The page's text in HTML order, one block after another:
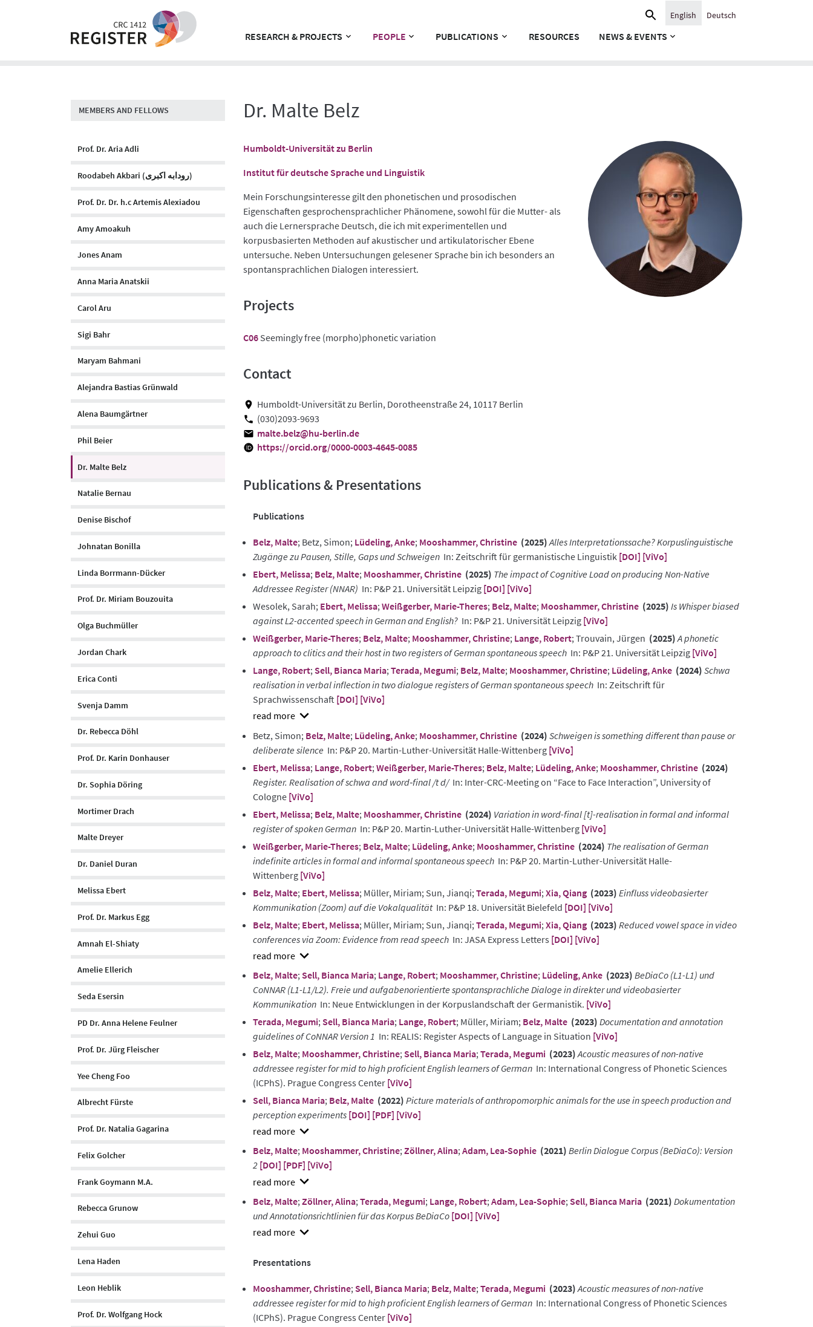
RESEARCH & PROJECTS PEOPLE PUBLICATIONS RESOURCES NEWS & EVENTS
Search
English Deutsch
MEMBERS AND FELLOWS
Prof. Dr. Aria Adli
Roodabeh Akbari (رودابه اکبری)
Prof. Dr. Dr. h.c Artemis Alexiadou
Amy Amoakuh
Jones Anam
Anna Maria Anatskii
Carol Aru
Sigi Bahr
Maryam Bahmani
Alejandra Bastias Grünwald
Alena Baumgärtner
Phil Beier
Dr. Malte Belz
Natalie Bernau
Denise Bischof
Johnatan Bonilla
Linda Borrmann-Dücker
Prof. Dr. Miriam Bouzouita
Olga Buchmüller
Jordan Chark
Erica Conti
Svenja Damm
Dr. Rebecca Döhl
Prof. Dr. Karin Donhauser
Dr. Sophia Döring
Mortimer Drach
Malte Dreyer
Dr. Daniel Duran
Melissa Ebert
Prof. Dr. Markus Egg
Amnah El-Shiaty
Amelie Ellerich
Seda Esersin
PD Dr. Anna Helene Feulner
Prof. Dr. Jürg Fleischer
Yee Cheng Foo
Albrecht Fürste
Prof. Dr. Natalia Gagarina
Felix Golcher
Frank Goymann M.A.
Rebecca Grunow
Zehui Guo
Lena Haden
Leon Heblik
Prof. Dr. Wolfgang Hock
Dr. Malte Belz
Humboldt-Universität zu Berlin
Institut für deutsche Sprache und Linguistik
Mein Forschungsinteresse gilt den phonetischen und prosodischen
Eigenschaften gesprochensprachlicher Phänomene, sowohl für die Mutter- als
auch die Lernersprache Deutsch, die ich mit experimentellen und
korpusbasierten Methoden auf akustischer und artikulatorischer Ebene
untersuche. Neben Untersuchungen gelesener Sprache bin ich besonders an
spontansprachlichen Dialogen interessiert.
Projects
C06 Seemingly free (morpho)phonetic variation
Contact
Humboldt-Universität zu Berlin, Dorotheenstraße 24, 10117 Berlin
(030)2093-9693
malte.belz@hu-berlin.de
https://orcid.org/0000-0003-4645-0085
Publications & Presentations
Publications
Belz, Malte; Betz, Simon; Lüdeling, Anke; Mooshammer, Christine (2025) Alles Interpretationssache? Korpuslinguistische
Zugänge zu Pausen, Stille, Gaps und Schweigen In: Zeitschrift für germanistische Linguistik [DOI] [ViVo]
Ebert, Melissa; Belz, Malte; Mooshammer, Christine (2025) The impact of Cognitive Load on producing Non-Native
Addressee Register (NNAR) In: P&P 21. Universität Leipzig [DOI] [ViVo]
Wesolek, Sarah; Ebert, Melissa;Weißgerber, Marie-Theres; Belz, Malte; Mooshammer, Christine (2025) Is Whisper biased
against L2-accented speech in German and English? In: P&P 21. Universität Leipzig [ViVo]
Weißgerber, Marie-Theres; Belz, Malte; Mooshammer, Christine; Lange, Robert; Trouvain, Jürgen (2025) A phonetic
approach to clitics and their host in two registers of German spontaneous speech In: P&P 21. Universität Leipzig [ViVo]
Lange, Robert;Sell, Bianca Maria;Terada, Megumi; Belz, Malte; Mooshammer, Christine; Lüdeling, Anke (2024) Schwa
realisation in verbal inflection in two dialogue registers of German spontaneous speech In: Zeitschrift für
Sprachwissenschaft [DOI] [ViVo]
show
abstract
Betz, Simon; Belz, Malte; Lüdeling, Anke; Mooshammer, Christine (2024) Schweigen is something different than pause or
deliberate silence In: P&P 20. Martin-Luther-Universität Halle-Wittenberg [ViVo]
Ebert, Melissa; Lange, Robert; Weißgerber, Marie-Theres; Belz, Malte; Lüdeling, Anke; Mooshammer, Christine (2024)
Register. Realisation of schwa and word‑final /t d/In: Inter-CRC-Meeting on “Face to Face Interaction”, University of
Cologne [ViVo]
Ebert, Melissa; Belz, Malte; Mooshammer, Christine (2024) Variation in word-final [t]-realisation in formal and informal
register of spoken German In: P&P 20. Martin-Luther-Universität Halle-Wittenberg [ViVo]
Weißgerber, Marie-Theres; Belz, Malte; Lüdeling, Anke; Mooshammer, Christine (2024) The realisation of German
indefinite articles in formal and informal spontaneous speech In: P&P 20. Martin-Luther-Universität Halle-
Wittenberg [ViVo]
Belz, Malte; Ebert, Melissa; Müller, Miriam; Sun, Jianqi; Terada, Megumi; Xia, Qiang (2023) Einfluss videobasierter
Kommunikation (Zoom) auf die VokalqualitätIn: P&P 18. Universität Bielefeld [DOI] [ViVo]
Belz, Malte; Ebert, Melissa; Müller, Miriam; Sun, Jianqi; Terada, Megumi; Xia, Qiang (2023) Reduced vowel space in video
conferences via Zoom: Evidence from read speech In: JASA Express Letters [DOI] [ViVo]
show
abstract
Belz, Malte; Sell, Bianca Maria; Lange, Robert; Mooshammer, Christine; Lüdeling, Anke (2023) BeDiaCo (L1-L1) und
CoNNAR (L1-L1/L2). Freie und aufgabenorientierte spontansprachliche Dialoge in direkter und videobasierter
Kommunikation In: Neue Entwicklungen in der Korpuslandschaft der Germanistik. [ViVo]
Terada, Megumi; Sell, Bianca Maria; Lange, Robert; Müller, Miriam; Belz, Malte (2023) Documentation and annotation
guidelines of CoNNAR Version 1 In: REALIS: Register Aspects of Language in Situation [ViVo]
Belz, Malte; Mooshammer, Christine; Sell, Bianca Maria; Terada, Megumi (2023) Acoustic measures of non-native
addressee register for mid to high proficient English learners of German In: International Congress of Phonetic Sciences
(ICPhS). Prague Congress Center [ViVo]
Sell, Bianca Maria; Belz, Malte (2022) Picture materials of anthropomorphic animals for the use in speech production and
perception experiments [DOI] [PDF] [ViVo]
show
abstract
Belz, Malte; Mooshammer, Christine;Zöllner, Alina;Adam, Lea-Sophie (2021) Berlin Dialogue Corpus (BeDiaCo): Version
2 [DOI] [PDF] [ViVo]
show
abstract
Belz, Malte; Zöllner, Alina; Terada, Megumi; Lange, Robert; Adam, Lea-Sophie; Sell, Bianca Maria (2021) Dokumentation
und Annotationsrichtlinien für das Korpus BeDiaCo [DOI] [ViVo]
show
Presentations
Mooshammer, Christine;Sell, Bianca Maria; Belz, Malte;Terada, Megumi (2023) Acoustic measures of non-native
addressee register for mid to high proficient English learners of German In: International Congress of Phonetic Sciences
(ICPhS). Prague Congress Center [ViVo]